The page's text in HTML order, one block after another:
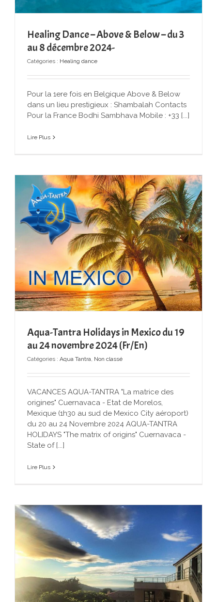
Healing Dance – Above & Below – du 3
au 8 décembre 2024-
Catégories : Healing dance
Pour la 1ere fois en Belgique Above & Below
dans un lieu prestigieux : Shambalah Contacts
Pour la France Bodhi Sambhava Mobile : +33 [...]
Lire Plus
Aqua-Tantra Holidays in Mexico du 19
au 24 novembre 2024 (Fr/En)
Catégories : Aqua Tantra, Non classé
VACANCES AQUA-TANTRA "La matrice des
origines" Cuernavaca - Etat de Morelos,
Mexique (1h30 au sud de Mexico City aéroport)
du 20 au 24 Novembre 2024 AQUA-TANTRA
HOLIDAYS "The matrix of origins" Cuernavaca -
State of [...]
Lire Plus